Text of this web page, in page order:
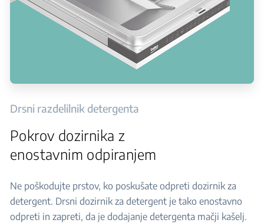
Drsni razdelilnik detergenta
Pokrov dozirnika z
enostavnim odpiranjem
Ne poškodujte prstov, ko poskušate odpreti dozirnik za
detergent. Drsni dozirnik za detergent je tako enostavno
odpreti in zapreti, da je dodajanje detergenta mačji kašelj.